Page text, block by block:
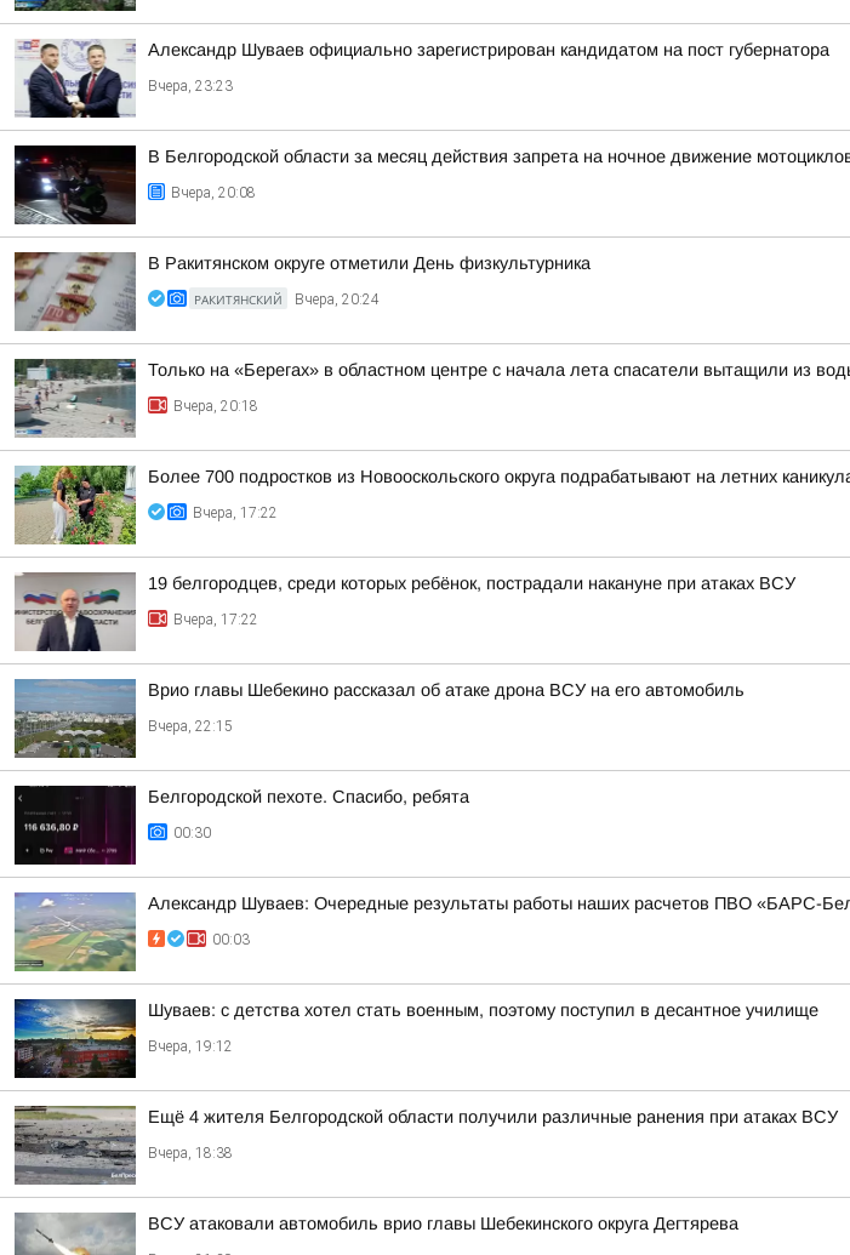
Александр Шуваев официально зарегистрирован кандидатом на пост губернатора
Вчера, 23:23
В Белгородской области за месяц действия запрета на ночное движение
Вчера, 20:08
В Ракитянском округе отметили День физкультурника
РАКИТЯНСКИЙ Вчера, 20:24
Только на «Берегах» в областном центре с начала лета спасатели вытащили из
Вчера, 20:18
Более 700 подростков из Новооскольского округа подрабатывают на летних
Вчера, 17:22
19 белгородцев, среди которых ребёнок, пострадали накануне при атаках ВСУ
Вчера, 17:22
Врио главы Шебекино рассказал об атаке дрона ВСУ на его автомобиль
Вчера, 22:15
Белгородской пехоте. Спасибо, ребята
00:30
Александр Шуваев: Очередные результаты работы наших расчетов ПВО «БАРС-
00:03
Шуваев: с детства хотел стать военным, поэтому поступил в десантное училище
Вчера, 19:12
Ещё 4 жителя Белгородской области получили различные ранения при атаках ВСУ
Вчера, 18:38
ВСУ атаковали автомобиль врио главы Шебекинского округа Дегтярева